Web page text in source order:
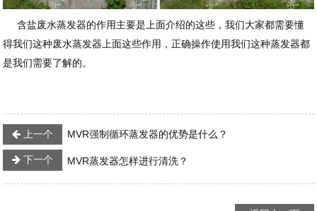
含盐废水蒸发器的作用主要是上面介绍的这些，我们大家都需要懂
得我们这种废水蒸发器上面这些作用，正确操作使用我们这种蒸发器都
是我们需要了解的。
上一个 MVR强制循环蒸发器的优势是什么？
下一个 MVR蒸发器怎样进行清洗？